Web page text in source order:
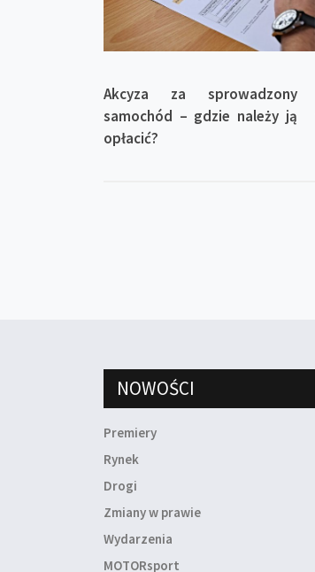
Akcyza za sprowadzony
samochód – gdzie należy ją
opłacić?
NOWOŚCI
Premiery
Rynek
Drogi
Zmiany w prawie
Wydarzenia
MOTORsport